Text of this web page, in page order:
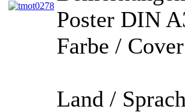
Poster DIN
Farbe /
Land /